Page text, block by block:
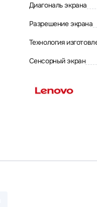
Диагональ экрана
Разрешение экрана
Технология
Сенсорный экран